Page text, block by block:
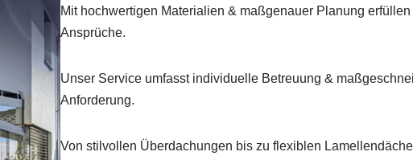
Mit hochwertigen Materialien & maßgenauer Planung
Ansprüche.
Unser Service umfasst individuelle Betreuung &
Anforderung.
Von stilvollen Überdachungen bis zu flexiblen